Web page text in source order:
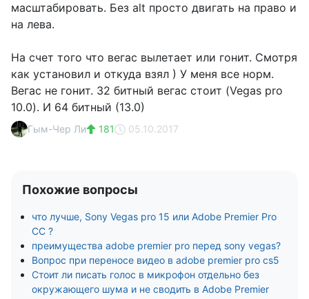
масштабировать. Без alt просто двигать на право и
на лева.
На счет того что вегас вылетает или гонит. Смотря
как установил и откуда взял ) У меня все норм.
Вегас не гонит. 32 битный вегас стоит (Vegas pro
10.0). И 64 битный (13.0)
Гым-Чер Ли 181 05.10.2017
Похожие вопросы
что лучше, Sony Vegas pro 15 или Adobe Premier Pro
CC ?
преимущества adobe premier pro перед sony vegas?
Вопрос при переносе видео в adobe premier pro cs5
Стоит ли писать голос в микрофон отдельно без
окружающего шума и не сводить в Adobe Premier